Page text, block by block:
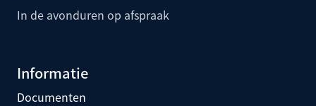
In de avonduren op afspraak
Informatie
Documenten